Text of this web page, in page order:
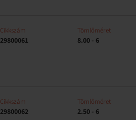
Cikkszám
29800061
Tömlőméret
8.00 - 6
Cikkszám
29800062
Tömlőméret
2.50 - 6